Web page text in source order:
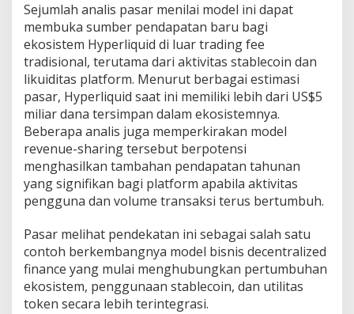
Sejumlah analis pasar menilai model ini dapat
membuka sumber pendapatan baru bagi
ekosistem Hyperliquid di luar trading fee
tradisional, terutama dari aktivitas stablecoin dan
likuiditas platform. Menurut berbagai estimasi
pasar, Hyperliquid saat ini memiliki lebih dari US$5
miliar dana tersimpan dalam ekosistemnya.
Beberapa analis juga memperkirakan model
revenue-sharing tersebut berpotensi
menghasilkan tambahan pendapatan tahunan
yang signifikan bagi platform apabila aktivitas
pengguna dan volume transaksi terus bertumbuh.
Pasar melihat pendekatan ini sebagai salah satu
contoh berkembangnya model bisnis decentralized
finance yang mulai menghubungkan pertumbuhan
ekosistem, penggunaan stablecoin, dan utilitas
token secara lebih terintegrasi.